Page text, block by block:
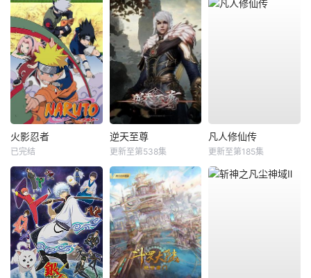
火影忍者
已完结
逆天至尊
更新至第538集
凡人修仙传
更新至第185集